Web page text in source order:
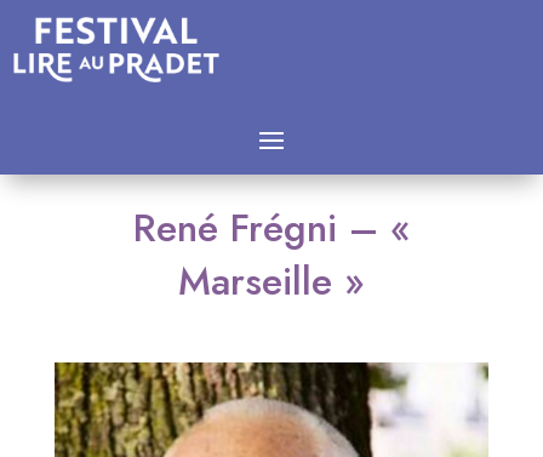
René Frégni – «
Marseille »